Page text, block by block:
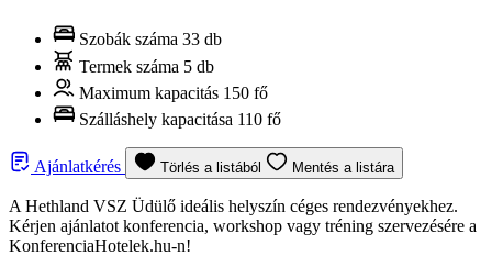
Szobák száma 33 db
Termek száma 5 db
Maximum kapacitás 150 fő
Szálláshely kapacitása 110 fő
Ajánlatkérés Törlés a listából Mentés a listára
A Hethland VSZ Üdülő ideális helyszín céges rendezvényekhez.
Kérjen ajánlatot konferencia, workshop vagy tréning szervezésére a
KonferenciaHotelek.hu-n!